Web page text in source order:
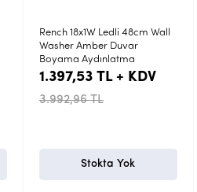
Rench 12x1W Ledli 33cm Wall
Washer Amber Duvar
Boyama Aydınlatma
1.098,06 TL + KDV
3.137,32 TL
Stokta Yok